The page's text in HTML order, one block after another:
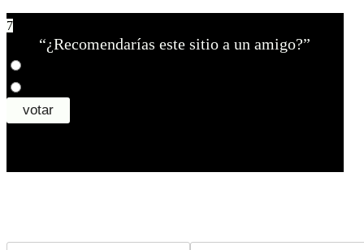
7
“¿Recomendarías este sitio a un amigo?”